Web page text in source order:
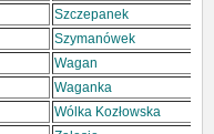
Szczepanek
Szymanówek
Wagan
Waganka
Wólka Kozłowska